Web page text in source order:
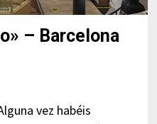
– Barcelona
vez habéis